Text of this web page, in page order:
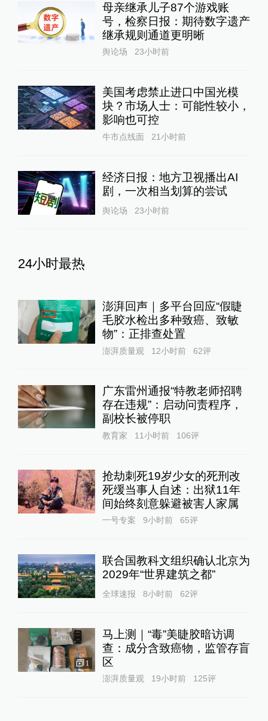
母亲继承儿子87个游戏账
号，检察日报：期待数字遗产
继承规则通道更明晰
舆论场 23小时前
美国考虑禁止进口中国光模
块？市场人士：可能性较小，
影响也可控
牛市点线面 21小时前
经济日报：地方卫视播出AI
剧，一次相当划算的尝试
舆论场 23小时前
24小时最热
澎湃回声｜多平台回应“假睫
毛胶水检出多种致癌、致敏
物”：正排查处置
澎湃质量观 12小时前 62评
广东雷州通报“特教老师招聘
存在违规”：启动问责程序，
副校长被停职
教育家 11小时前 106评
抢劫刺死19岁少女的死刑改
死缓当事人自述：出狱11年
间始终刻意躲避被害人家属
一号专案 9小时前 65评
联合国教科文组织确认北京为
2029年“世界建筑之都”
全球速报 8小时前 62评
1
马上测｜“毒”美睫胶暗访调
查：成分含致癌物，监管存盲
区
澎湃质量观 19小时前 125评